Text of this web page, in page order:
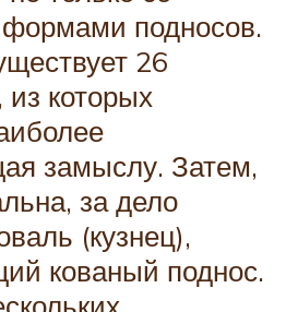
подносов.
26
которых
замыслу. Затем,
за дело
(кузнец),
кованый поднос.